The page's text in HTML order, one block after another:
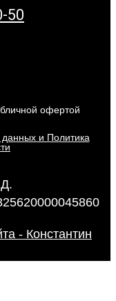
50
офертой
и Политика
- Константин